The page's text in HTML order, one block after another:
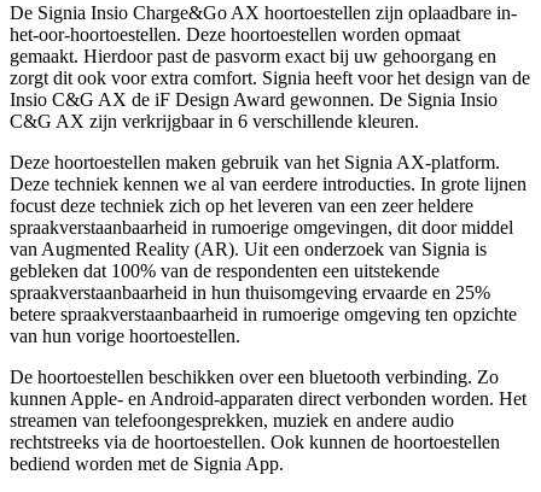
De Signia Insio Charge&Go AX hoortoestellen zijn oplaadbare in-
het-oor-hoortoestellen. Deze hoortoestellen worden opmaat
gemaakt. Hierdoor past de pasvorm exact bij uw gehoorgang en
zorgt dit ook voor extra comfort. Signia heeft voor het design van de
Insio C&G AX de iF Design Award gewonnen. De Signia Insio
C&G AX zijn verkrijgbaar in 6 verschillende kleuren.
Deze hoortoestellen maken gebruik van het Signia AX-platform.
Deze techniek kennen we al van eerdere introducties. In grote lijnen
focust deze techniek zich op het leveren van een zeer heldere
spraakverstaanbaarheid in rumoerige omgevingen, dit door middel
van Augmented Reality (AR). Uit een onderzoek van Signia is
gebleken dat 100% van de respondenten een uitstekende
spraakverstaanbaarheid in hun thuisomgeving ervaarde en 25%
betere spraakverstaanbaarheid in rumoerige omgeving ten opzichte
van hun vorige hoortoestellen.
De hoortoestellen beschikken over een bluetooth verbinding. Zo
kunnen Apple- en Android-apparaten direct verbonden worden. Het
streamen van telefoongesprekken, muziek en andere audio
rechtstreeks via de hoortoestellen. Ook kunnen de hoortoestellen
bediend worden met de Signia App.